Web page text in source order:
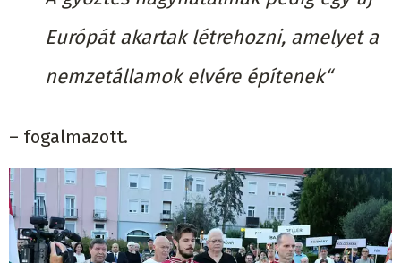
Európát akartak létrehozni, amelyet a
nemzetállamok elvére építenek“
– fogalmazott.